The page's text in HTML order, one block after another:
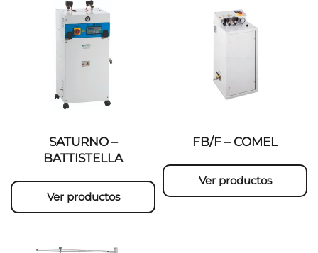
SATURNO –
BATTISTELLA
Ver productos
FB/F – COMEL
Ver productos